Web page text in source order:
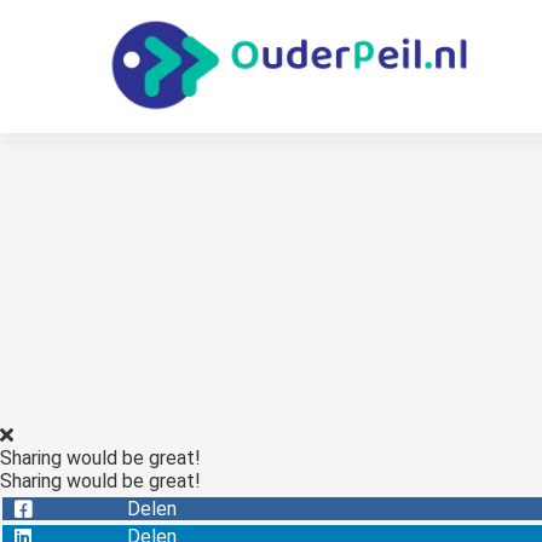
Sharing would be great!
Sharing would be great!
Delen
Delen